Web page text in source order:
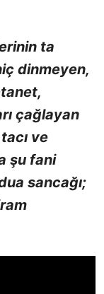
ta
dinmeyen,
çağlayan
ve
şu fani
sancağı;